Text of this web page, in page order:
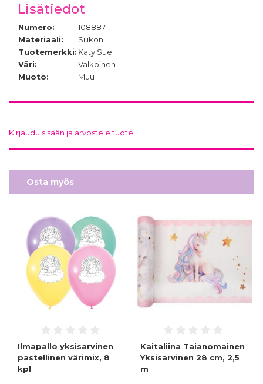
Lisätiedot
Numero:
108887
Materiaali:
Silikoni
Tuotemerkki: Katy Sue
Väri:
Valkoinen
Muoto:
Muu
Kirjaudu sisään ja arvostele tuote.
Osta myös
Ilmapallo yksisarvinen
pastellinen värimix, 8
kpl
Kaitaliina Taianomainen
Yksisarvinen 28 cm, 2,5
m